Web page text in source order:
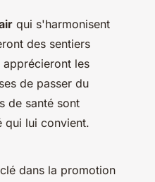
qui s'harmonisent
des sentiers
apprécieront les
de passer du
de santé sont
qui lui convient.
dans la promotion